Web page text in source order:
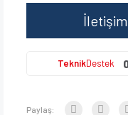
TeknikDestek
Paylaş: